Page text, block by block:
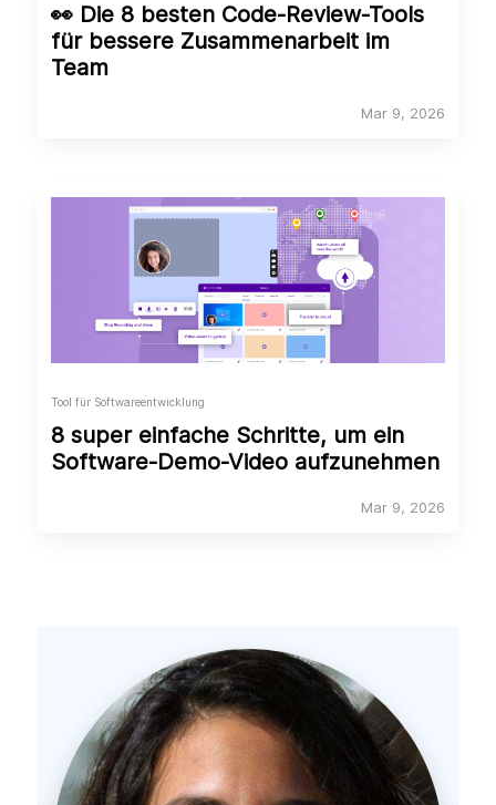
👀 Die 8 besten Code-Review-Tools
für bessere Zusammenarbeit im
Team
Mar 9, 2026
Tool für Softwareentwicklung
8 super einfache Schritte, um ein
Software-Demo-Video aufzunehmen
Mar 9, 2026